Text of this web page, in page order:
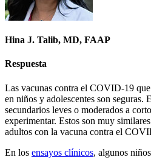
Hina J. Talib, MD, FAAP
Respuesta
Las vacunas contra el COVID-19 que
en niños y adolescentes son seguras.
secundarios leves o moderados a
experimentar. Estos son muy
adultos con la vacuna contra el
En los ensayos clínicos, algunos